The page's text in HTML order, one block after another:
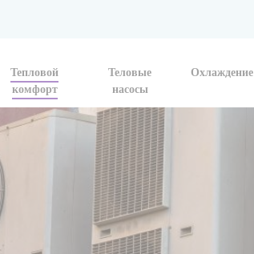
Тепловой
комфорт
Теловые
насосы
Охлаждение